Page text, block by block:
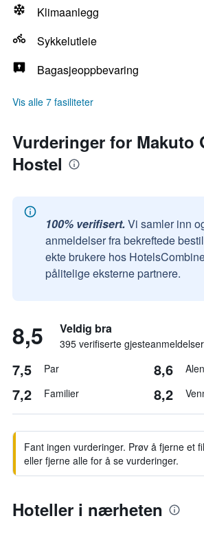
Klimaanlegg
Sykkelutleie
Bagasjeoppbevaring
Vis alle 7 fasiliteter
Vurderinger for Makuto
Hostel
100% verifisert. Vi samler inn
anmeldelser fra bekreftede
ekte brukere hos
pålitelige eksterne partnere.
8,5 Veldig bra
395 verifiserte gjesteanmeldelser
7,5 Par 8,6
7,2 Familier 8,2
Fant ingen vurderinger. Prøv å fjerne et
eller fjerne alle for å se vurderinger.
Hoteller i nærheten